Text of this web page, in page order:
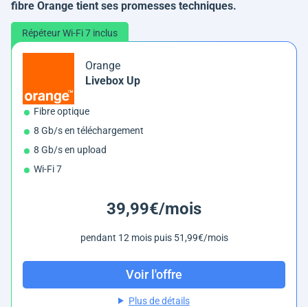
fibre Orange tient ses promesses techniques.
Répéteur Wi-Fi 7 inclus
Orange
Livebox Up
Fibre optique
8 Gb/s en téléchargement
8 Gb/s en upload
Wi-Fi 7
39,99€/mois
pendant 12 mois puis 51,99€/mois
Voir l'offre
Plus de détails